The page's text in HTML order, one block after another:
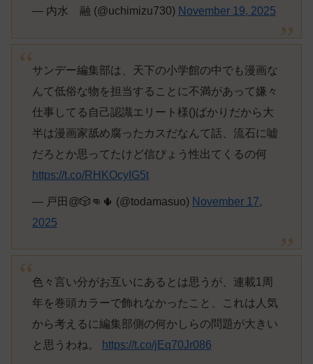
— 内水 融 (@uchimizu730) November 19, 2025
サンデー編集部は、天下の小学館の中でも漫画な
んて低俗な物を担当することに不満があって嫌々
仕事してる自己認識エリート様()ばかりだから大
半は漫画家舐め腐ったカスだなんて話、流石に嘘
だろとか思ってたけど信ぴょう性出てくるの何
https://t.co/RHKOcyIG5t
— 戸田@🎲👊🌵 (@todamasuo) November 17,
2025
色々言い分がお互いにあるとは思うが、連載1周
年を巻頭カラーで飾れなかったこと、これは人気
から考えるに編集部側の何かしらの問題が大きい
と思うわね。
https://t.co/jEq70Jr086